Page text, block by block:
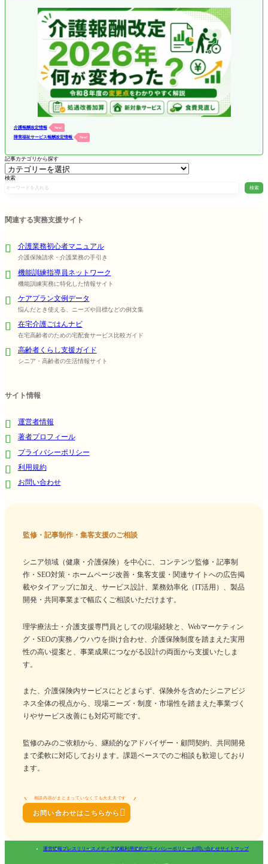
介護報酬改定情報 New!
障害福祉サービス報酬改定情報 New!
記事カテゴリから探す
検索
検索
関連する実務支援サイト
介護業務初心者マニュアル
介護保険請求・介護業務の手引き
機能訓練指導員ネットワーク
機能訓練実務に特化した情報サイト
ケアプラン文例データ
悩んだとき使える、ニーズや目標などの例文集
在宅介護ごはんナビ
在宅高齢者のための宅配食サービス比較ガイド
高齢者くらし支援ガイド
シニア・高齢者の生活情報サイト
サイト情報
運営者情報
著者プロフィール
プライバシーポリシー
利用規約
お問い合わせ
監修・記事制作・集客支援のご相談
シニア領域（健康・介護保険）を中心に、コンテンツ監修・記事制
作・SEO対策・ホームページ改善・集客支援・関連サイトへの広告掲
載やタイアップに加え、サービス設計、業務効率化（IT活用）、製品
開発・共同事業まで幅広くご相談いただけます。
理学療法士・介護支援専門員としての現場経験と、Webマーケティン
グ・SEOの実務ノウハウを掛け合わせ、介護保険制度を踏まえた実用
性の高い提案と、事業成果につながる設計の両面から支援いたしま
す。
また、介護保険内サービスにとどまらず、保険外を含めたシニアビジ
ネス全体の視点から、現場ニーズ・制度・市場性を踏まえた事業づく
りやサービス改善にも対応可能です。
監修のみのご依頼から、継続的なアドバイザー・顧問契約、共同開発
まで柔軟に対応しております。課題ベースでのご相談も歓迎しており
ます。
相談内容がまとまっていなくても大丈夫です
お問い合わせはこちらから 
運営情報プレスリリース メディア掲載利用規約プライバシーポリシーお問い合わせサイトマップ